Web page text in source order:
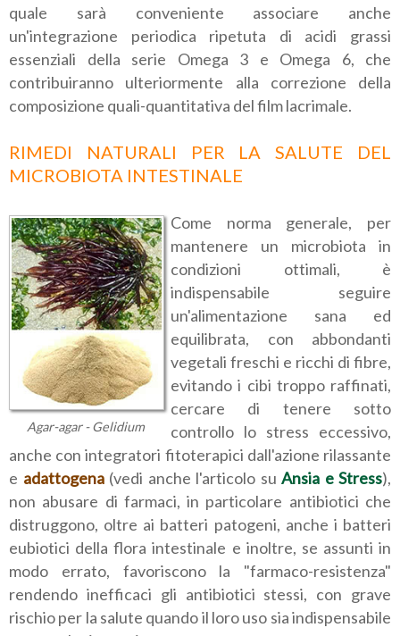
quale sarà conveniente associare anche
un'integrazione periodica ripetuta di acidi grassi
essenziali della serie Omega 3 e Omega 6, che
contribuiranno ulteriormente alla correzione della
composizione quali-quantitativa del film lacrimale.
RIMEDI NATURALI PER LA SALUTE DEL
MICROBIOTA INTESTINALE
Agar-agar - Gelidium
Come norma generale, per
mantenere un microbiota in
condizioni ottimali, è
indispensabile seguire
un'alimentazione sana ed
equilibrata, con abbondanti
vegetali freschi e ricchi di fibre,
evitando i cibi troppo raffinati,
cercare di tenere sotto
controllo lo stress eccessivo,
anche con integratori fitoterapici dall'azione rilassante
e adattogena(vedi anche l'articolo su Ansia e Stress),
non abusare di farmaci, in particolare antibiotici che
distruggono, oltre ai batteri patogeni, anche i batteri
eubiotici della flora intestinale e inoltre, se assunti in
modo errato, favoriscono la "farmaco-resistenza"
rendendo inefficaci gli antibiotici stessi, con grave
rischio per la salute quando il loro uso sia indispensabile